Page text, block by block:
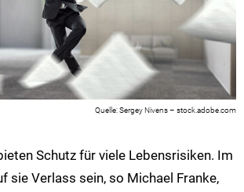
Sergey Nivens – stock.adobe.com
Schutz für viele Lebensrisiken. Im
sie Verlass sein, so Michael Franke,